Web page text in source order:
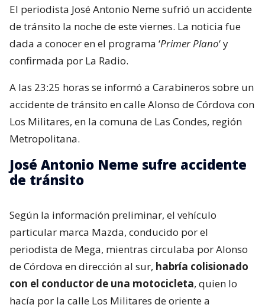
El periodista José Antonio Neme sufrió un accidente
de tránsito la noche de este viernes. La noticia fue
dada a conocer en el programa ‘Primer Plano‘ y
confirmada por La Radio.
A las 23:25 horas se informó a Carabineros sobre un
accidente de tránsito en calle Alonso de Córdova con
Los Militares, en la comuna de Las Condes, región
Metropolitana.
José Antonio Neme sufre accidente
de tránsito
Según la información preliminar, el vehículo
particular marca Mazda, conducido por el
periodista de Mega, mientras circulaba por Alonso
de Córdova en dirección al sur, habría colisionado
con el conductor de una motocicleta, quien lo
hacía por la calle Los Militares de oriente a